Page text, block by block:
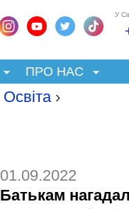
У
ПРО НАС
Освіта ›
01.09.2022
Батькам